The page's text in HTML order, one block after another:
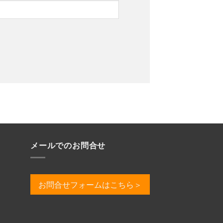
メールでのお問合せ
お問合せフォームはこちら＞